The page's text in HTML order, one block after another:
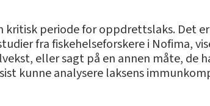
kritisk periode for oppdrettslaks. Det
fra fiskehelseforskere i Nofima,
eller sagt på en annen måte, de
kunne analysere laksens